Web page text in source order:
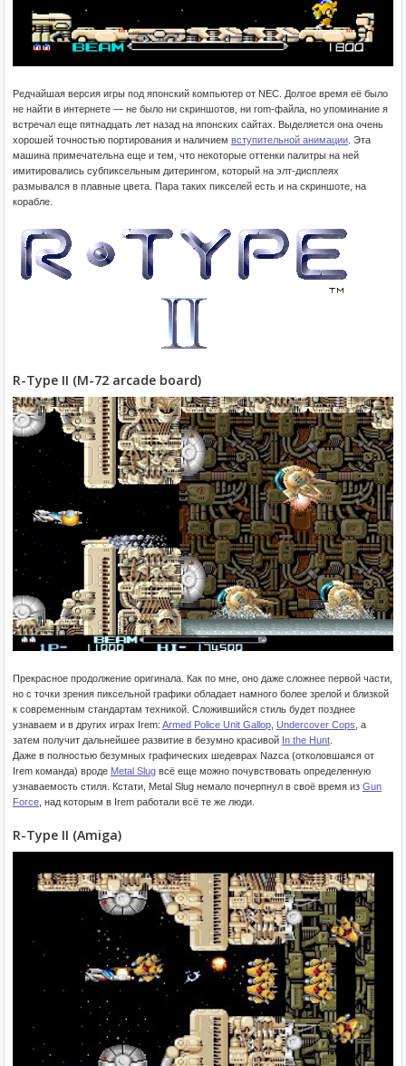
Редчайшая версия игры под японский компьютер от NEC. Долгое время её было
не найти в интернете — не было ни скриншотов, ни rom-файла, но упоминание я
встречал еще пятнадцать лет назад на японских сайтах. Выделяется она очень
хорошей точностью портирования и наличием вступительной анимации . Эта
машина примечательна еще и тем, что некоторые оттенки палитры на ней
имитировались субпиксельным дитерингом, который на элт-дисплеях
размывался в плавные цвета. Пара таких пикселей есть и на скриншоте, на
корабле.
R-Type II (M-72 arcade board)
Прекрасное продолжение оригинала. Как по мне, оно даже сложнее первой части,
но с точки зрения пиксельной графики обладает намного более зрелой и близкой
к современным стандартам техникой. Сложившийся стиль будет позднее
узнаваем и в других играх Irem: Armed Police Unit Gallop Undercover Cops , а
затем получит дальнейшее развитие в безумно красивой In the Hunt
Даже в полностью безумных графических шедеврах Nazca (отколовшаяся от
Irem команда) вроде Metal Slug всё еще можно почувствовать определенную
узнаваемость стиля. Кстати, Metal Slug немало почерпнул в своё время из Gun
Force , над которым в Irem работали всё те же люди.
R-Type II (Amiga)